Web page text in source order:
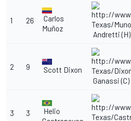
1 26
Carlos
Muñoz
Andretti (H)
2 9
Scott Dixon
Ganassi (C)
3 3
Helio